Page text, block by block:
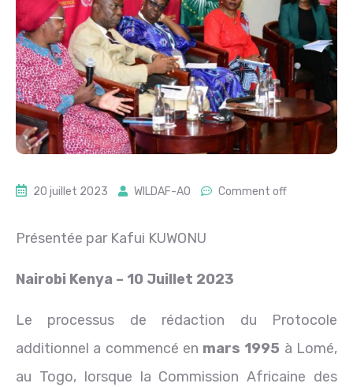
20 juillet 2023 WILDAF-AO Comment off
Présentée par Kafui KUWONU
Nairobi Kenya – 10 Juillet 2023
Le processus de rédaction du Protocole
additionnel a commencé en mars 1995 à Lomé,
au Togo, lorsque la Commission Africaine des